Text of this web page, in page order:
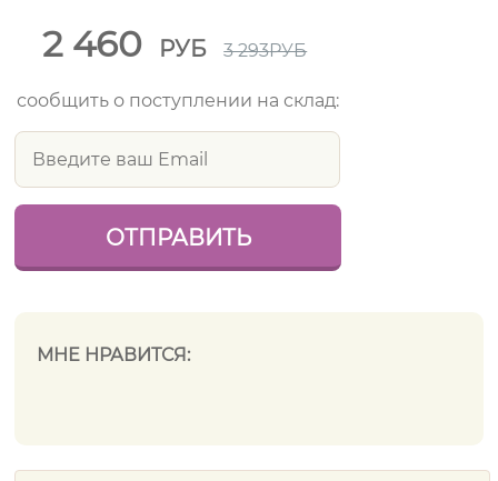
2 460 РУБ 3 293РУБ
сообщить о поступлении на склад:
МНЕ НРАВИТСЯ: